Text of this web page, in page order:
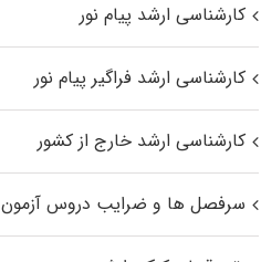
کارشناسی ارشد پیام نور
کارشناسی ارشد فراگیر پیام نور
کارشناسی ارشد خارج از کشور
سرفصل ها و ضرایب دروس آزمون